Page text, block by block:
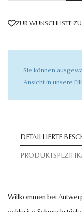
ZUR WUNSCHLISTE
Sie können
Ansicht in unsere
DETAILLIERTE
Willkommen bei